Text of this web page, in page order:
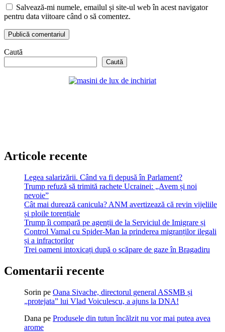
Salvează-mi numele, emailul și site-ul web în acest navigator
pentru data viitoare când o să comentez.
Caută
Caută
Articole recente
Legea salarizării. Când va fi depusă în Parlament?
Trump refuză să trimită rachete Ucrainei: „Avem și noi
nevoie”
Cât mai durează canicula? ANM avertizează că revin vijeliile
și ploile torențiale
Trump îi compară pe agenții de la Serviciul de Imigrare și
Control Vamal cu Spider-Man la prinderea migranților ilegali
și a infractorilor
Trei oameni intoxicați după o scăpare de gaze în Bragadiru
Comentarii recente
Sorin pe Oana Sivache, directorul general ASSMB și
„protejata” lui Vlad Voiculescu, a ajuns la DNA!
Dana pe Produsele din tutun încălzit nu vor mai putea avea
arome